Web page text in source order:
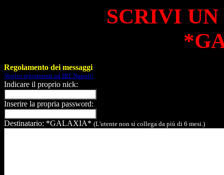
SCRIVI
Regolamento dei messaggi
Voglio registrarmi ad IRCNapoli!
Indicare il proprio nick:
Inserire la propria password:
Destinatario: *GALAXIA* (L'utente non si collega da più di 6 mesi.)